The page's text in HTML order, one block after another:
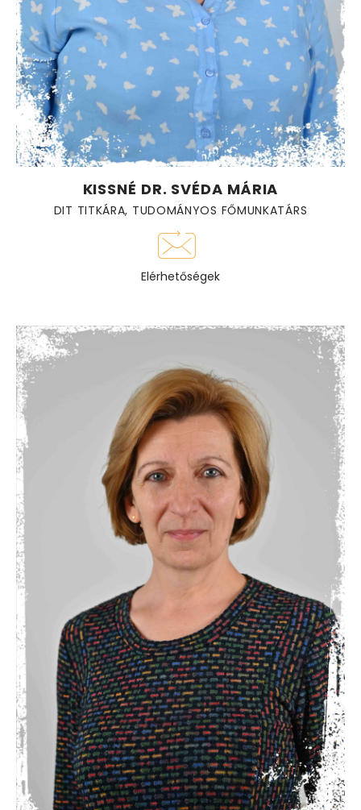
KISSNÉ DR. SVÉDA MÁRIA
DIT TITKÁRA, TUDOMÁNYOS FŐMUNKATÁRS
Elérhetőségek